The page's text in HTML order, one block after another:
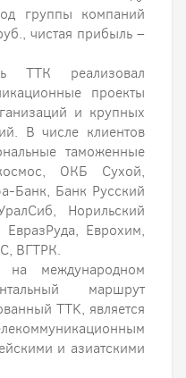
группы компаний
чистая прибыль –
ТТК реализовал
проекты
и крупных
В числе клиентов
таможенные
ОКБ Сухой,
Банк, Банк Русский
Норильский
Еврохим,
ВГТРК.
на международном
маршрут
TTK, является
и азиатскими